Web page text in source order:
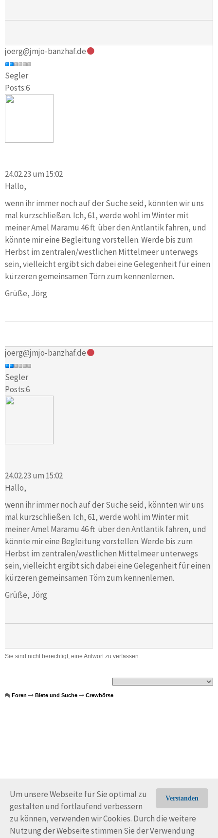
Verstanden
Um unsere Webseite für Sie optimal zu
gestalten und fortlaufend verbessern
zu können, verwenden wir Cookies. Durch die weitere
Nutzung der Webseite stimmen Sie der Verwendung
joerg@jmjo-banzhaf.de
Segler
Posts:6
24.02.23 um 15:02
Hallo,
wenn ihr immer noch auf der Suche seid, könnten wir uns
mal kurzschließen. Ich, 61, werde wohl im Winter mit
meiner Amel Maramu 46 ft über den Antlantik fahren, und
könnte mir eine Begleitung vorstellen. Werde bis zum
Herbst im zentralen/westlichen Mittelmeer unterwegs
sein, vielleicht ergibt sich dabei eine Gelegenheit für einen
kürzeren gemeinsamen Törn zum kennenlernen.
Grüße, Jörg
joerg@jmjo-banzhaf.de
Segler
Posts:6
24.02.23 um 15:02
Hallo,
wenn ihr immer noch auf der Suche seid, könnten wir uns
mal kurzschließen. Ich, 61, werde wohl im Winter mit
meiner Amel Maramu 46 ft über den Antlantik fahren, und
könnte mir eine Begleitung vorstellen. Werde bis zum
Herbst im zentralen/westlichen Mittelmeer unterwegs
sein, vielleicht ergibt sich dabei eine Gelegenheit für einen
kürzeren gemeinsamen Törn zum kennenlernen.
Grüße, Jörg
Sie sind nicht berechtigt, eine Antwort zu verfassen.
Foren Biete und Suche Crewbörse
© Trans-Ocean e.V. 2010-2026 Impressum
Nutzungsbedingungen
Rechtliche Hinweise